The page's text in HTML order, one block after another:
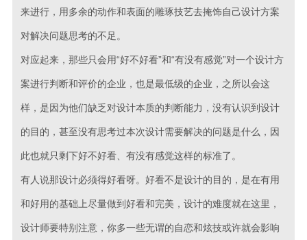
来进行，用多余的动作和表面的雕琢技艺去掩饰自己设计方案
对解决问题思考的不足。
对应起来，那些只会用“好不好看”和“有没有感觉”对一个设计方
案进行判断和评价的企业，也是最低级的企业，之所以会这
样，是因为他们缺乏对设计本质的判断能力，没有认识到设计
的目的，甚至没有思考过本次设计需要解决的问题是什么，因
此也就只剩下好不好看、有没有感觉这样的标准了。
有人说那设计必须得好看呀。好看不是设计的目的，是在有用
和好用的基础上尽量做到好看和完美，设计的难度就在这里，
设计师要特别注意，你多一些无谓的自恋和炫技或许就会影响